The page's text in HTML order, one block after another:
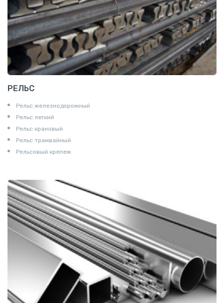
РЕЛЬС
Рельс железнодорожный
Рельс легкий
Рельс крановый
Рельс трамвайный
Рельсовый крепеж